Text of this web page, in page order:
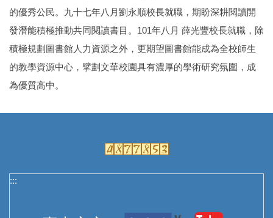
的優秀公民。九十七年八月劉永順校長就職，期盼深耕閱讀開
發潛能積極推動共同閱讀書目。101年八月 薛光豐校長就職，除
積極規劃圖書館人力資源之外，更期望圖書館能成為全校師生
的教學資源中心，擘劃文華校園具有濃厚的學術研究氛圍，成
為優質高中。
:::